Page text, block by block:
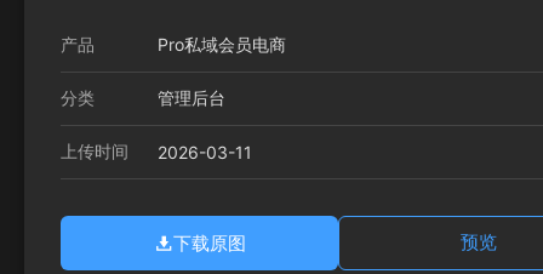
产品 Pro私域会员电商
分类 管理后台
上传时间 2026-03-11
下载原图 预览